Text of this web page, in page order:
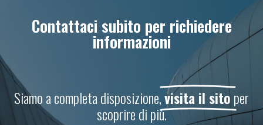
Contattaci subito per richiedere
informazioni
Siamo a completa disposizione,visita il sitoper
scoprire di più.